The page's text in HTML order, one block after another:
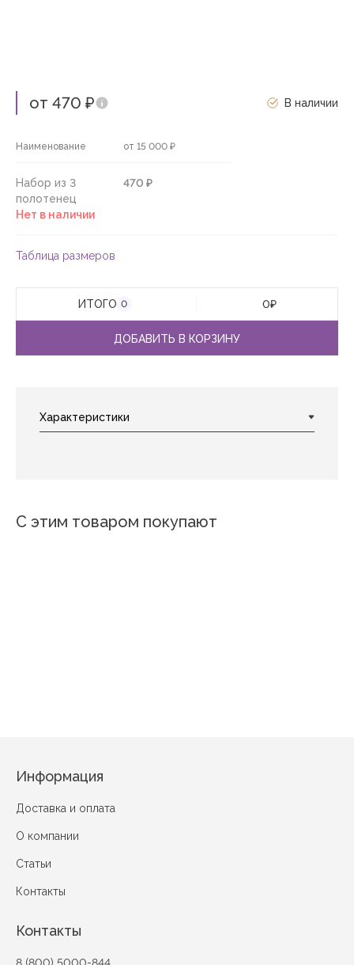
от 470 ₽ В наличии
Наименование от 15 000 ₽
Набор из 3
полотенец
470 ₽
Нет в наличии
Таблица размеров
ИТОГО 0 0₽
ДОБАВИТЬ В КОРЗИНУ
С этим товаром покупают
Информация
Доставка и оплата
О компании
Статьи
Контакты
Контакты